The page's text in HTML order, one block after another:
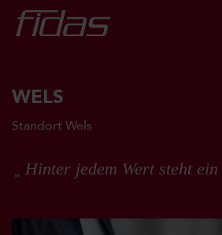
WELS
Standort Wels
Hinter jedem Wert steht ein